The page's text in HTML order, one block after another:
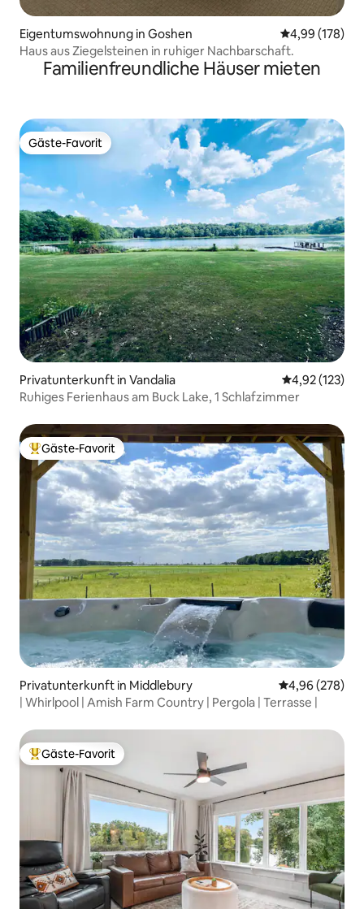
Eigentumswohnung in Goshen
4,99 (178)
Haus aus Ziegelsteinen in ruhiger Nachbarschaft.
Familienfreundliche Häuser mieten
Gäste-Favorit
Gäste-Favorit
Privatunterkunft in Vandalia
4,92 (123)
Ruhiges Ferienhaus am Buck Lake, 1 Schlafzimmer
Beliebter Gäste-Favorit.
Gäste-Favorit
Privatunterkunft in Middlebury
4,96 (278)
| Whirlpool | Amish Farm Country | Pergola | Terrasse |
Beliebter Gäste-Favorit.
Gäste-Favorit